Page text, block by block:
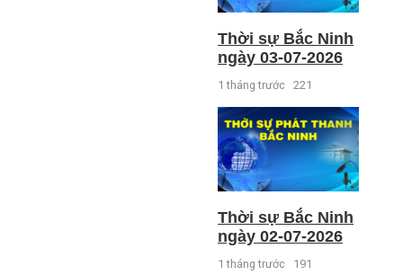
Thời sự Bắc Ninh
ngày 03-07-2026
1 tháng trước 221
Thời sự Bắc Ninh
ngày 02-07-2026
1 tháng trước 191